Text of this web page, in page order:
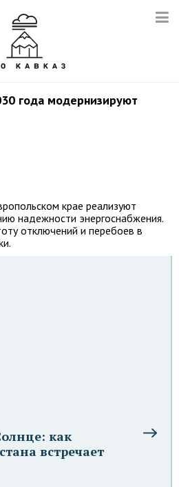
года модернизируют
крае реализуют
надежности энергоснабжения.
отключений и перебоев в
как
встречает